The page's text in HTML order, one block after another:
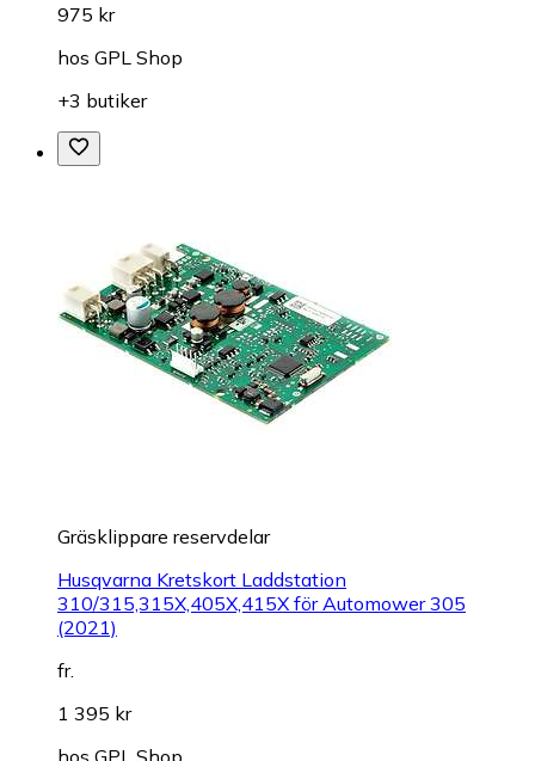
975 kr
hos GPL Shop
+3 butiker
Gräsklippare reservdelar
Husqvarna Kretskort Laddstation
310/315,315X,405X,415X för Automower 305
(2021)
fr.
1 395 kr
hos GPL Shop